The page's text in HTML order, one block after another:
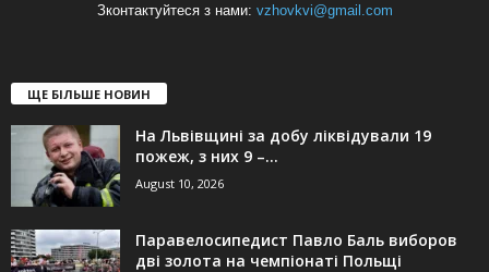
Зконтактуйтеся з нами: vzhovkvi@gmail.com
ЩЕ БІЛЬШЕ НОВИН
На Львівщині за добу ліквідували 19
пожеж, з них 9 –...
August 10, 2026
Паравелосипедист Павло Баль виборов
дві золота на чемпіонаті Польщі